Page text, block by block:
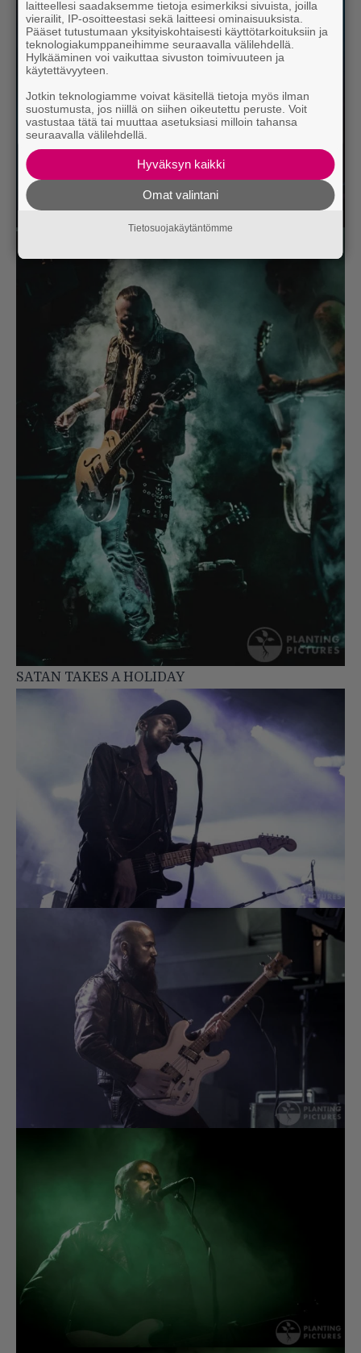
SATAN TAKES A HOLIDAY
laitteellesi saadaksemme tietoja esimerkiksi sivuista, joilla
vierailit, IP-osoitteestasi sekä laitteesi ominaisuuksista.
Pääset tutustumaan yksityiskohtaisesti käyttötarkoituksiin ja
teknologiakumppaneihimme seuraavalla välilehdellä.
Hylkääminen voi vaikuttaa sivuston toimivuuteen ja
käytettävyyteen.
Jotkin teknologiamme voivat käsitellä tietoja myös ilman
suostumusta, jos niillä on siihen oikeutettu peruste. Voit
vastustaa tätä tai muuttaa asetuksiasi milloin tahansa
seuraavalla välilehdellä.
Hyväksyn kaikki
Omat valintani
Tietosuojakäytäntömme